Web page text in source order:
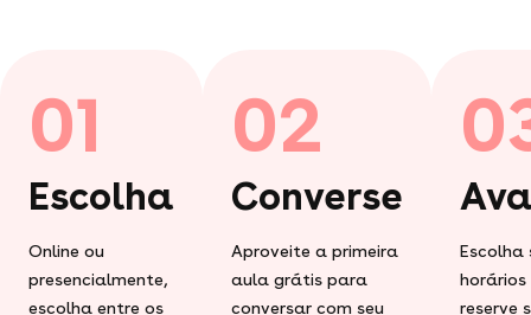
01
Escolha
Online ou
presencialmente,
escolha entre os
02
Converse
Aproveite a primeira
aula grátis para
conversar com seu
Escolha
horários
reserve